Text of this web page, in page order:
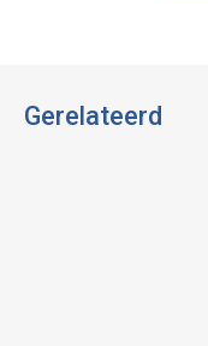
Gerelateerd